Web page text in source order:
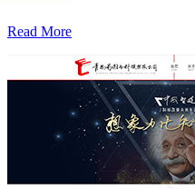
Read More